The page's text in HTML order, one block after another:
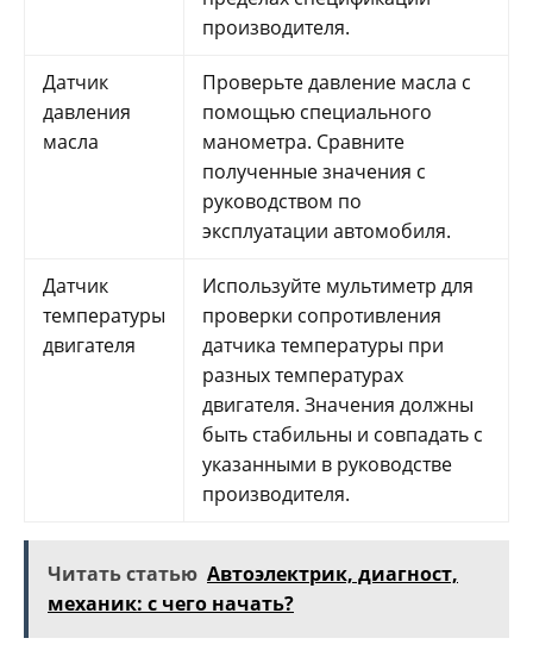
производителя.
Датчик
давления
масла
Проверьте давление масла с
помощью специального
манометра. Сравните
полученные значения с
руководством по
эксплуатации автомобиля.
Датчик
температуры
двигателя
Используйте мультиметр для
проверки сопротивления
датчика температуры при
разных температурах
двигателя. Значения должны
быть стабильны и совпадать с
указанными в руководстве
производителя.
Читать статью Автоэлектрик, диагност,
механик: с чего начать?